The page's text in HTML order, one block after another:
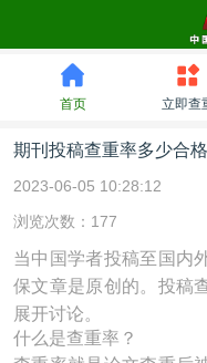
首页 立即查
期刊投稿查重率多少合
2023-06-05 10:28:12
浏览次数：177
当中国学者投稿至国内
保文章是原创的。投稿
展开讨论。
什么是查重率？